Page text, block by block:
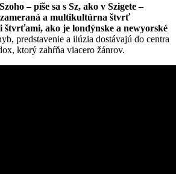
– píše sa s Sz, ako v Szigete –
a multikultúrna štvrť
ako je londýnske a newyorské
predstavenie a ilúzia dostávajú do centra
ktorý zahŕňa viacero žánrov.